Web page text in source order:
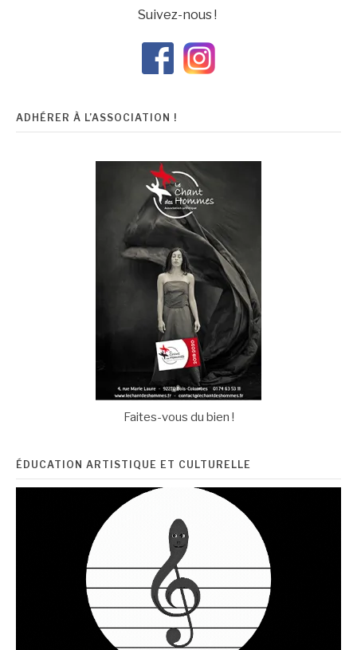
Suivez-nous !
ADHÉRER À L’ASSOCIATION !
Faites-vous du bien !
ÉDUCATION ARTISTIQUE ET CULTURELLE